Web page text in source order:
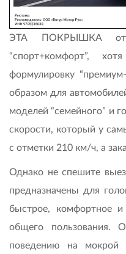
ЭТА ПОКРЫШКА
“спорт+комфорт”,
формулировку
образом для
моделей “семейного” и
скорости, который у
с отметки 210 км/ч, а
Однако не спешите
предназначены для
быстрое, комфортное
общего пользования.
поведению на